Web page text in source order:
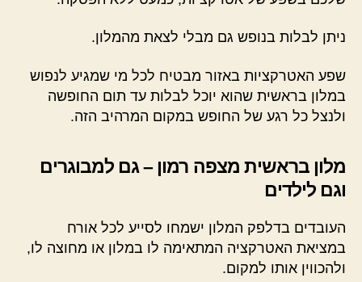
ניתן לבלות בנופש גם מבלי לצאת מהמלון.
שפע האטרקציות באזור מבטיח לכל מי שמגיע לנפוש
במלון בראשית שהוא יוכל לבלות עד תום החופשה
ולנצל כל רגע של החופש במקום המרהיב הזה.
מלון בראשית מצפה רמון – גם למבוגרים
וגם לילדים
העובדים בדלפק המלון ישמחו לסייע לכל אורח
במציאת האטרקציה המתאימה לו במלון או מחוצה לו,
ולהכווין אותו למקום.